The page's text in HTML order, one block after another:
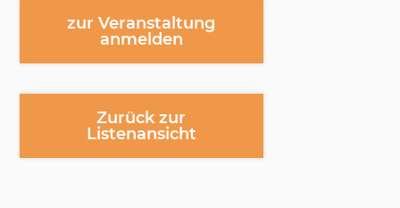
zur Veranstaltung
anmelden
Zurück zur
Listenansicht